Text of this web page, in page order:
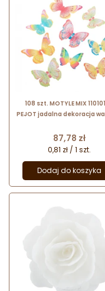
108 szt. MOTYLE MIX
PEJOT jadalna dekoracja
Cena
87,78 zł
0,81 zł / 1 szt.
Dodaj do koszyka